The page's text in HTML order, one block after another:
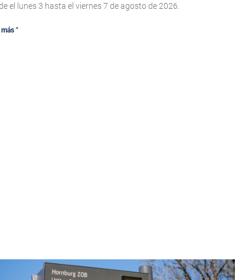
el lunes 3 hasta el viernes 7 de agosto de 2026.
"